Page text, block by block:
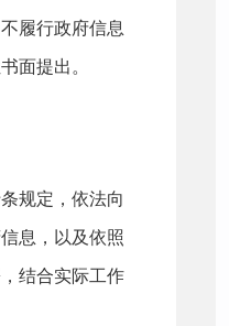
履行政府信息
书面提出。
规定，依法向
息，以及依照
结合实际工作